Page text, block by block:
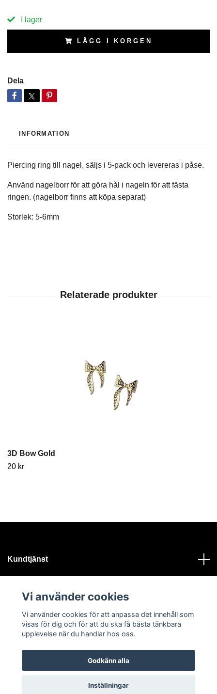
I lager
LÄGG I KORGEN
Dela
INFORMATION
Piercing ring till nagel, säljs i 5-pack och levereras i påse.
Använd nagelborr för att göra hål i nageln för att fästa
ringen. (nagelborr finns att köpa separat)
Storlek: 5-6mm
3D Bow Gold
20 kr
Kundtjänst
Sociala medier
© 2026 Heaven of Bling
Vi använder cookies
Vi använder cookies för att anpassa det innehåll som
visas för dig och för att du ska få bästa tänkbara
upplevelse när du handlar hos oss.
Godkänn alla
Inställningar